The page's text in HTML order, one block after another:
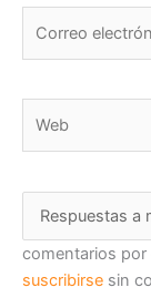
electrónico*
comentarios por
suscribirse sin